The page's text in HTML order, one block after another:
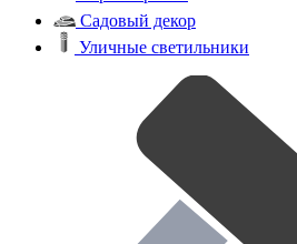
Тротуарная плитка
Водоотводные системы
Плитка облицовочная
Керамогранит
Садовый декор
Уличные светильники